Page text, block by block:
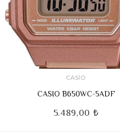
CASIO
CASIO B650WC-5ADF
5.489,00 ₺